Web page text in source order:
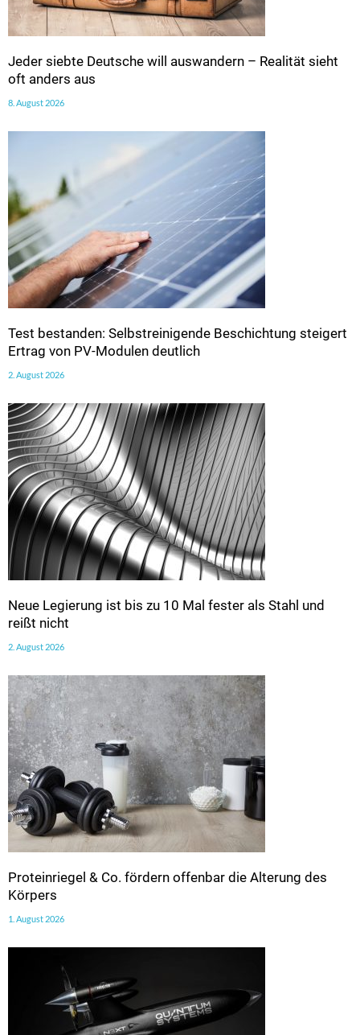
Jeder siebte Deutsche will auswandern – Realität sieht
oft anders aus
8. August 2026
Test bestanden: Selbstreinigende Beschichtung steigert
Ertrag von PV-Modulen deutlich
2. August 2026
Neue Legierung ist bis zu 10 Mal fester als Stahl und
reißt nicht
2. August 2026
Proteinriegel & Co. fördern offenbar die Alterung des
Körpers
1. August 2026